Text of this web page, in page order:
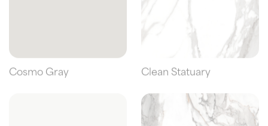
Clean Statuary